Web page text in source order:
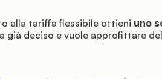
alla tariffa flessibile ottieni uno
già deciso e vuole approfittare